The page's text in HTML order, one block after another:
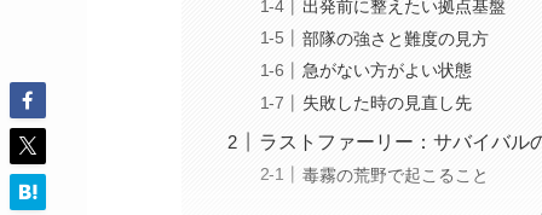
出発前に整えたい拠点基盤
部隊の強さと難度の見方
急がない方がよい状態
失敗した時の見直し先
ラストファーリー：サバイバル
毒霧の荒野で起こること